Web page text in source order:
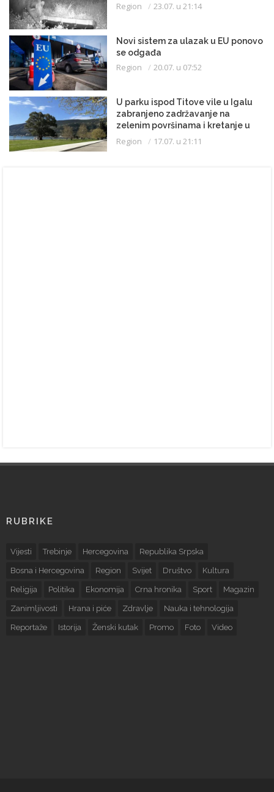
Region 23.07. u 21:14
Novi sistem za ulazak u EU ponovo
se odgađa
Region 20.07. u 07:52
U parku ispod Titove vile u Igalu
zabranjeno zadržavanje na
zelenim površinama i kretanje u
kupaćem kostimu
Region 17.07. u 21:11
RUBRIKE
Vijesti Trebinje Hercegovina Republika Srpska
Bosna i Hercegovina Region Svijet Društvo Kultura
Religija Politika Ekonomija Crna hronika Sport Magazin
Zanimljivosti Hrana i piće Zdravlje Nauka i tehnologija
Reportaže Istorija Ženski kutak Promo Foto Video